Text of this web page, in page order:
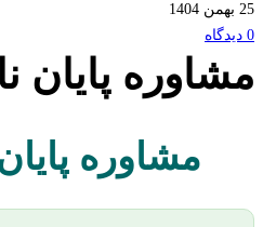
25 بهمن 1404
0 دیدگاه
مشاوره
مشاوره